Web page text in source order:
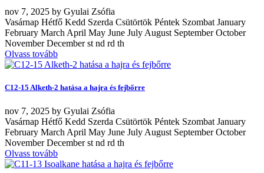
nov 7, 2025 by Gyulai Zsófia
Vasárnap Hétfő Kedd Szerda Csütörtök Péntek Szombat January
February March April May June July August September October
November December st nd rd th
Olvass tovább
C12-15 Alketh-2 hatása a hajra és fejbőrre
nov 7, 2025 by Gyulai Zsófia
Vasárnap Hétfő Kedd Szerda Csütörtök Péntek Szombat January
February March April May June July August September October
November December st nd rd th
Olvass tovább